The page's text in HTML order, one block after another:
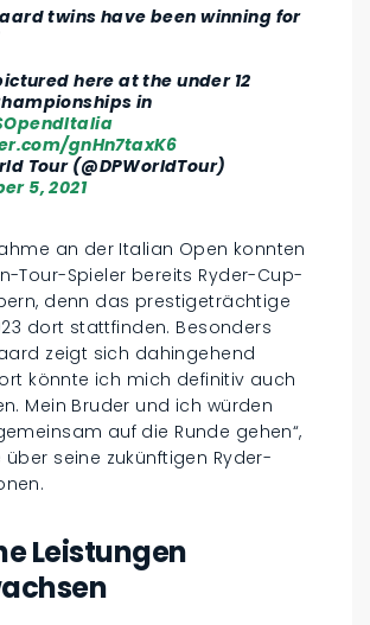
twins have been winning for
here at the under 12
in
gnHn7taxK6
Tour (@DPWorldTour)
5, 2021
an der Italian Open konnten
Tour-Spieler bereits Ryder-Cup-
denn das prestigeträchtige
dort stattfinden. Besonders
zeigt sich dahingehend
könnte ich mich definitiv auch
Mein Bruder und ich würden
auf die Runde gehen“,
über seine zukünftigen Ryder-
Leistungen